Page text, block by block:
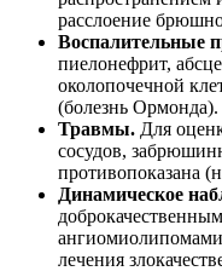
расслоение
Воспалительные
пиелонефрит,
околопочечной
(болезнь Ормонда).
Травмы. Для
сосудов,
противопоказана
Динамическое
лечения